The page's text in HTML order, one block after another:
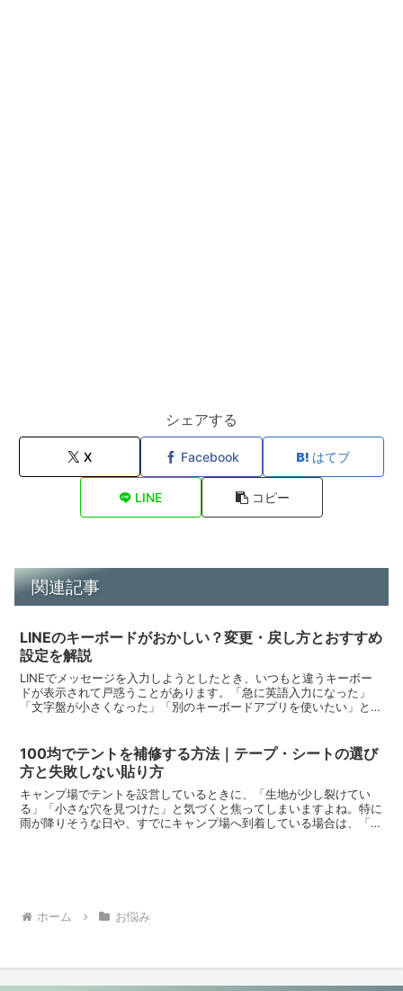
シェアする
X Facebook はてブ
LINE コピー
関連記事
LINEのキーボードがおかしい？変更・戻し方とおすすめ
設定を解説
LINEでメッセージを入力しようとしたとき、いつもと違うキーボー
ドが表示されて戸惑うことがあります。「急に英語入力になった」
「文字盤が小さくなった」「別のキーボードアプリを使いたい」と感
100均でテントを補修する方法｜テープ・シートの選び
方と失敗しない貼り方
キャンプ場でテントを設営しているときに、「生地が少し裂けてい
る」「小さな穴を見つけた」と気づくと焦ってしまいますよね。特に
雨が降りそうな日や、すでにキャンプ場へ到着している場合は、「今
ホーム お悩み